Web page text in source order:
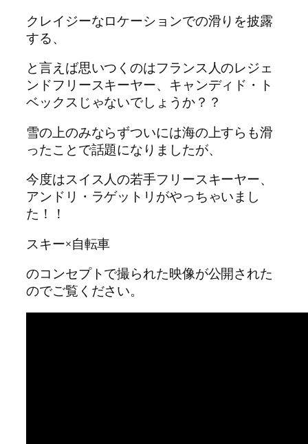
クレイジーなロケーションでの滑りを披露
する、
と言えば思いつくのはフランス人のレジェ
ンドフリースキーヤー、キャンディド・ト
ベックスじゃないでしょうか？？
雪の上のみならずついには海の上すらも滑
ったことで話題になりましたが、
今度はスイス人の若手フリースキーヤー、
アンドリ・ラゲットリがやっちゃいまし
た！！
スキー×自転車
のコンセプトで撮られた映像が公開された
のでご覧ください。